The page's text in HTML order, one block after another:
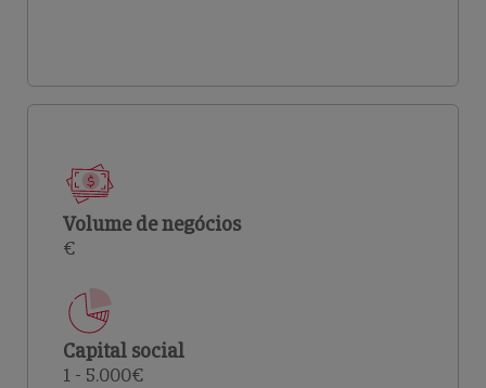
Volume de negócios
€
Capital social
1 - 5.000€